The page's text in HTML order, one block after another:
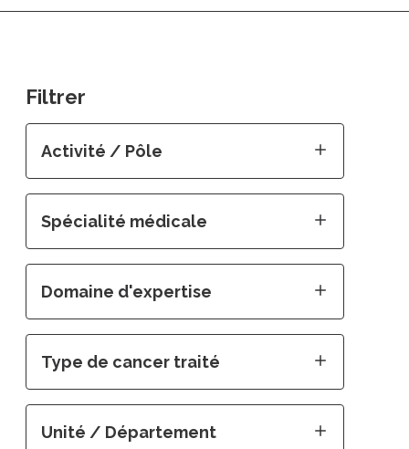
Filtrer
Activité / Pôle
Spécialité médicale
Domaine d'expertise
Type de cancer traité
Unité / Département